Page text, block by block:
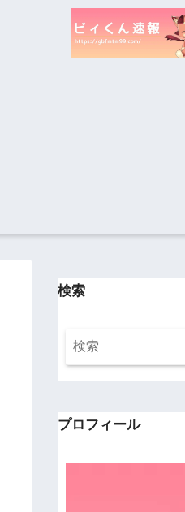
検索
プロフィール